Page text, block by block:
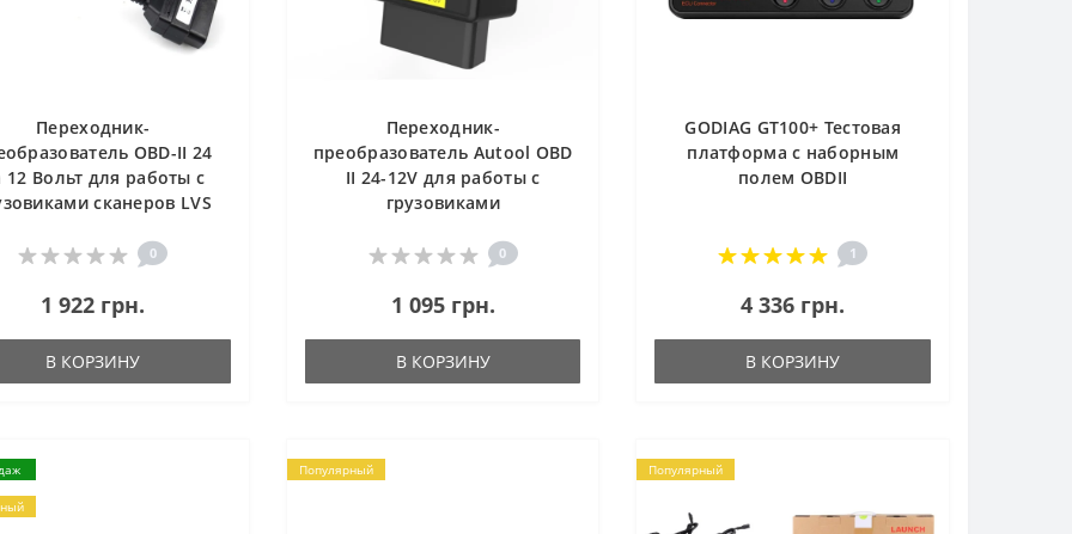
Переходник-
OBD-II 24
12 Вольт для работы с
сканеров LVS
GOLO PRO, Easydiag,
0
1 922 грн.
В КОРЗИНУ
Переходник-
преобразователь Autool OBD
II 24-12V для работы с
грузовиками
0
1 095 грн.
В КОРЗИНУ
GODIAG GT100+ Тестовая
платформа с наборным
полем OBDII
1
4 336 грн.
В КОРЗИНУ
Популярный Популярный